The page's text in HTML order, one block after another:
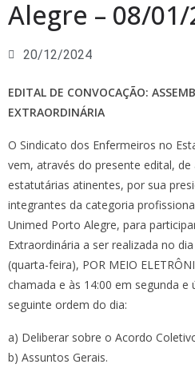
Alegre – 08/01/
20/12/2024
EDITAL DE CONVOCAÇÃO:
EXTRAORDINÁRIA
O Sindicato dos Enfermeiros no
vem, através do presente edital,
estatutárias atinentes, por sua
integrantes da categoria
Unimed Porto Alegre, para
Extraordinária a ser realizada no
(quarta-feira), POR MEIO
chamada e às 14:00 em segunda
seguinte ordem do dia:
a) Deliberar sobre o Acordo
b) Assuntos Gerais.